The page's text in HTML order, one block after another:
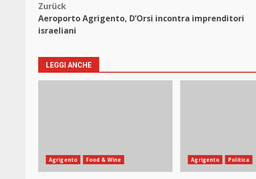
Beitragsnavigation
Zurück
Aeroporto Agrigento, D’Orsi incontra imprenditori
israeliani
LEGGI ANCHE
Agrigento Food & Wine Agrigento Politica